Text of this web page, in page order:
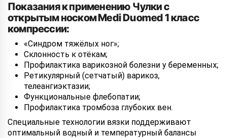
Показания к применению Чулки с
открытым носком Medi Duomed 1 класс
компрессии:
«Синдром тяжёлых ног»;
Склонность к отёкам;
Профилактика варикозной болезни у беременных;
Ретикулярный (сетчатый) варикоз,
телеангиэктазии;
Функциональные флебопатии;
Профилактика тромбоза глубоких вен.
Специальные технологии вязки поддерживают
оптимальный водный и температурный балансы